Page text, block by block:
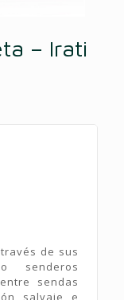
– Irati
de sus
senderos
sendas
salvaje e